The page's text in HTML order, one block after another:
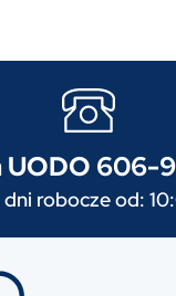
UODO 606-
dni robocze od: